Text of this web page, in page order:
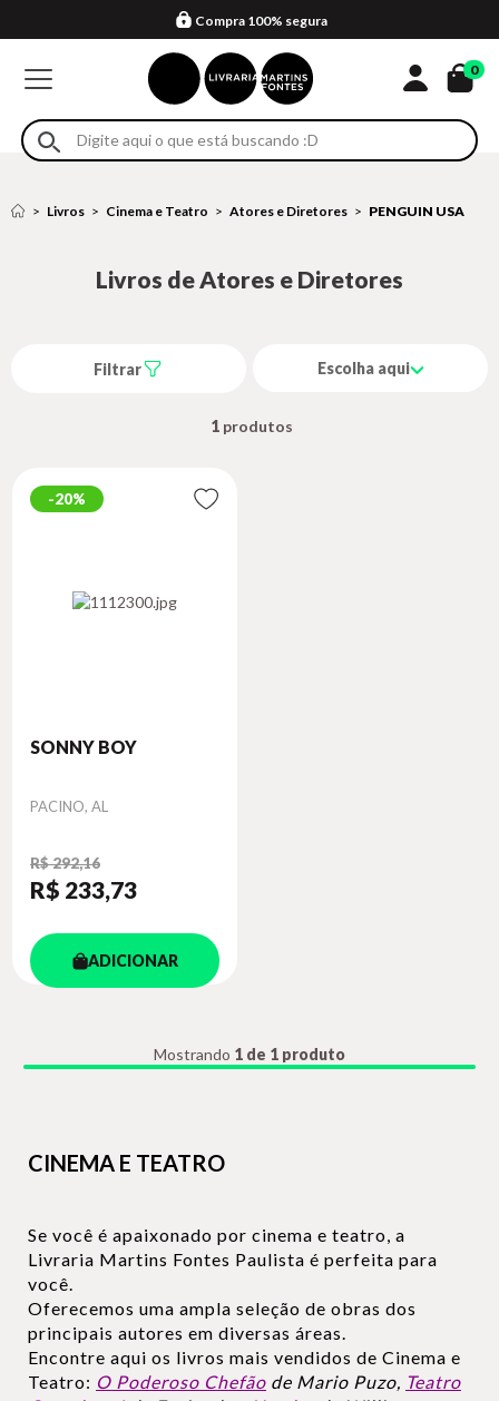
Formas de entrega
Compra 100% segura
Em até 4x sem juros no cartão*
Retire na loja
Eventos
0
Livros Cinema e Teatro Atores e Diretores PENGUIN USA
Livros de Atores e Diretores
Filtrar Escolha aqui
1
20%
SONNY BOY
Autor
PACINO, AL
R$ 292,16
R$ 233,73
ADICIONAR
Mostrando 1 de 1 produto
CINEMA E TEATRO
Se você é apaixonado por cinema e teatro, a
Livraria Martins Fontes Paulista é perfeita para
você.
Oferecemos uma ampla seleção de obras dos
principais autores em diversas áreas.
Encontre aqui os livros mais vendidos de Cinema e
Teatro: O Poderoso Chefão de Mario Puzo, Teatro